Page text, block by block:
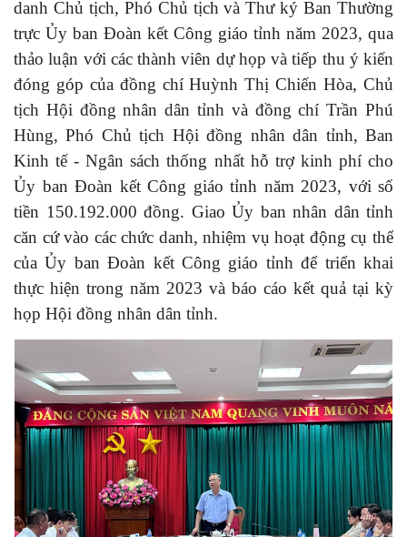
danh Chủ tịch, Phó Chủ tịch và Thư ký Ban Thường
trực Ủy ban Đoàn kết Công giáo tỉnh năm 2023, qua
thảo luận với các thành viên dự họp và tiếp thu ý kiến
đóng góp của đồng chí Huỳnh Thị Chiến Hòa, Chủ
tịch Hội đồng nhân dân tỉnh và đồng chí Trần Phú
Hùng, Phó Chủ tịch Hội đồng nhân dân tỉnh, Ban
Kinh tế - Ngân sách thống nhất hỗ trợ kinh phí cho
Ủy ban Đoàn kết Công giáo tỉnh năm 2023, với số
tiền 150.192.000 đồng. Giao Ủy ban nhân dân tỉnh
căn cứ vào các chức danh, nhiệm vụ hoạt động cụ thể
của Ủy ban Đoàn kết Công giáo tỉnh để triển khai
thực hiện trong năm 2023 và báo cáo kết quả tại kỳ
họp Hội đồng nhân dân tỉnh.